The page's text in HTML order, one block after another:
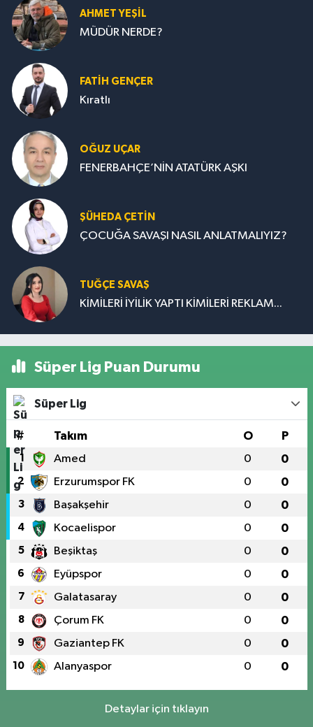
AHMET YEŞİL
MÜDÜR NERDE?
FATIH GENÇER
Kıratlı
OĞUZ UÇAR
FENERBAHÇE’NİN ATATÜRK AŞKI
ŞÜHEDA ÇETİN
ÇOCUĞA SAVAŞI NASIL ANLATMALIYIZ?
TUĞÇE SAVAŞ
KİMİLERİ İYİLİK YAPTI KİMİLERİ REKLAM...
Süper Lig Puan Durumu
Süper Lig
# Takım O P
1 Amed 0 0
2 Erzurumspor FK 0 0
3 Başakşehir 0 0
4 Kocaelispor 0 0
5 Beşiktaş 0 0
6 Eyüpspor 0 0
7 Galatasaray 0 0
8 Çorum FK 0 0
9 Gaziantep FK 0 0
10 Alanyaspor 0 0
Detaylar için tıklayın